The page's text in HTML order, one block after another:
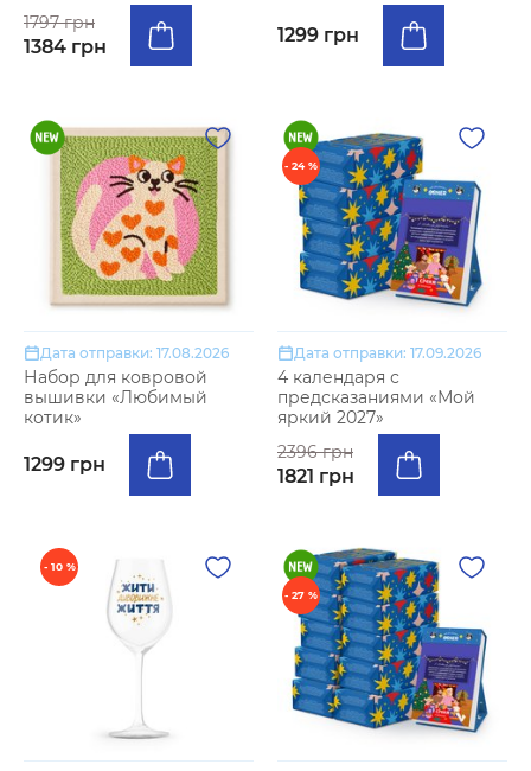
1797 грн
1384 грн 1299 грн
Дата отправки: 17.08.2026
Набор для ковровой
вышивки «Любимый
котик»
1299 грн
- 24 %
Дата отправки: 17.09.2026
4 календаря с
предсказаниями «Мой
яркий 2027»
2396 грн
1821 грн
- 10 %
- 27 %